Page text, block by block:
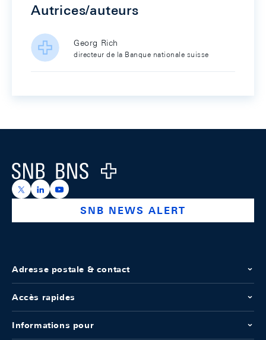
Autrices/auteurs
Georg Rich
directeur de la Banque nationale suisse
Logo
https://x.com/snb_bns
https://ch.linkedin.com/company/swiss-national-
https://www.youtube.com/@swissnationalbank
SNB NEWS ALERT
Adresse postale & contact
Accès rapides
Informations pour